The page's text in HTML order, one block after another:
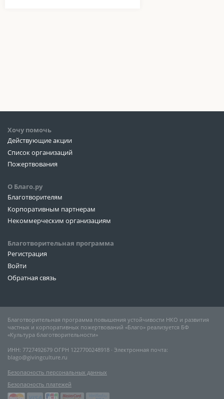
Хочу помочь
Действующие акции
Список организаций
Пожертвования
О Благо.ру
Благотворителям
Корпоративным партнерам
Некоммерческим организациям
Благотворительная программа
Регистрация
Войти
Обратная связь
Благотворительная программа повышения устойчивости НКО и развития
частных и корпоративных пожертвований «Благо» реализуется БФ
«Культура благотворительности»
ИНН: 7727492679 ОГРН 1227700248918 ∙ Электронная почта:
blago@givingculture.ru
Безопасность персональных данных
Безопасность платежей